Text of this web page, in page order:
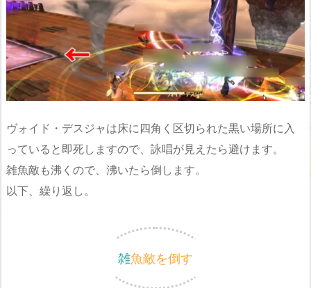
ヴォイド・デスジャは床に四角く区切られた黒い場所に入
っていると即死しますので、詠唱が見えたら避けます。
雑魚敵も沸くので、沸いたら倒します。
以下、繰り返し。
雑魚敵を倒す